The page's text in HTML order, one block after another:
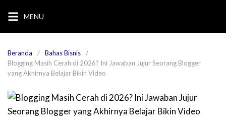
konten
MENU
Beranda
Bahas Bisnis
Blogging Masih Cerah di 2026? Ini Jawaban Jujur Seorang Blogger
yang Akhirnya Belajar Bikin Video